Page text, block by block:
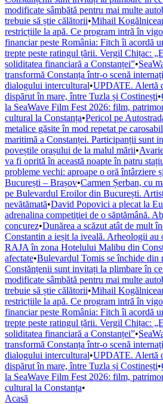
modificate sâmbătă pentru mai multe
trebuie să știe călătorii•Mihail
restricțiile la apă. Ce program intră în
financiar peste România: Fitch îi acordă
trepte peste ratingul țării. Vergil Chițac:
soliditatea financiară a Constanței”•
transformă Constanța într-o scenă
dialogului intercultural•UPDATE. Alertă
dispărut în mare, între Tuzla și Costinești•
la SeaWave Film Fest 2026: film,
cultural la Constanța•Pericol pe
metalice găsite în mod repetat pe carosabil
maritimă a Constanței. Participanții sunt
poveștile orașului de la malul mării•
va fi oprită în această noapte în patru
probleme vechi: aproape o oră întârziere
București – Brașov•Carmen Șerban, cu
pe Bulevardul Eroilor din București.
nevătămată•David Popovici a plecat la
adrenalina competiţiei de o săptămână.
concurez•Dunărea a scăzut atât de mult
Constantin a ieșit la iveală. Arheologii au
RAJA în zona Hotelului Malibu din
afectate•Bulevardul Tomis se închide din
Constănțenii sunt invitați la plimbare în
modificate sâmbătă pentru mai multe
trebuie să știe călătorii•Mihail
restricțiile la apă. Ce program intră în
financiar peste România: Fitch îi acordă
trepte peste ratingul țării. Vergil Chițac:
soliditatea financiară a Constanței”•
transformă Constanța într-o scenă
dialogului intercultural•UPDATE. Alertă
dispărut în mare, între Tuzla și Costinești•
la SeaWave Film Fest 2026: film,
cultural la Constanța•
Acasă